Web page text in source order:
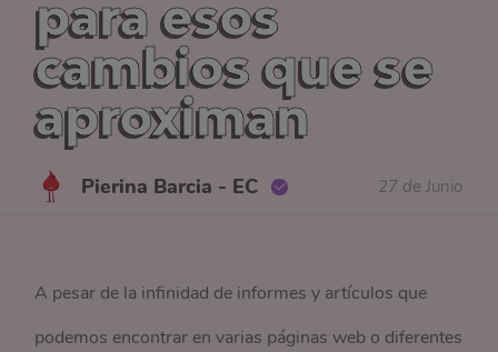
para esos
cambios que se
aproximan
Pierina Barcia - EC 27 de Junio
A pesar de la infinidad de informes y artículos que
podemos encontrar en varias páginas web o diferentes